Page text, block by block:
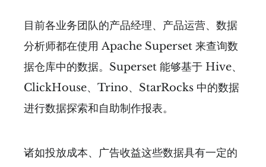
目前各业务团队的产品经理、产品运营、数据
分析师都在使用 Apache Superset 来查询数
据仓库中的数据。Superset 能够基于 Hive、
ClickHouse、Trino、StarRocks 中的数据
进行数据探索和自助制作报表。
诸如投放成本、广告收益这些数据具有一定的